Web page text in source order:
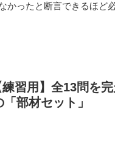
かったと断言できるほど
習用】全13問を
「部材セット」